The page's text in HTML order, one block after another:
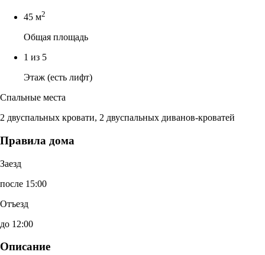
45 м2
Общая площадь
1 из 5
Этаж (есть лифт)
Спальные места
2 двуспальных кровати, 2 двуспальных диванов-кроватей
Правила дома
Заезд
после 15:00
Отъезд
до 12:00
Описание